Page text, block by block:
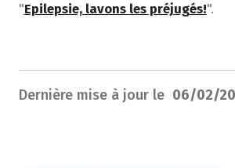
"Epilepsie, lavons les préjugés!".
Dernière mise à jour le 06/02/